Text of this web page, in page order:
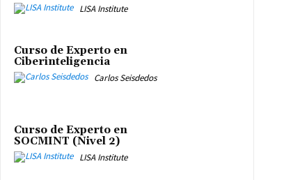
LISA Institute
Curso de Experto en
Ciberinteligencia
Carlos Seisdedos
Curso de Experto en
SOCMINT (Nivel 2)
LISA Institute